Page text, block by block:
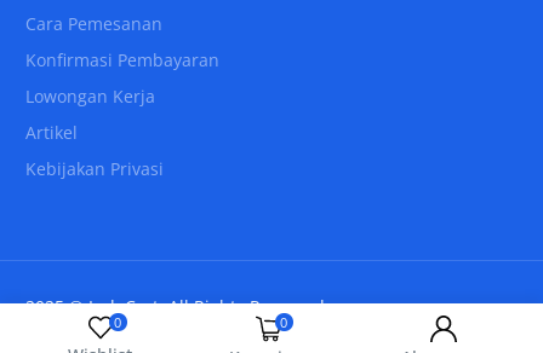
0 0
Cara Pemesanan
Konfirmasi Pembayaran
Lowongan Kerja
Artikel
Kebijakan Privasi
2025 © IndoCart. All Rights Reserved.